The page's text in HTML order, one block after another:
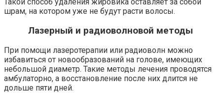
Такой способ удаления жировика оставляет за собой
шрам, на котором уже не будут расти волосы.
Лазерный и радиоволновой методы
При помощи лазеротерапии или радиоволн можно
избавиться от новообразований на голове, имеющих
небольшой диаметр. Такие методы лечения проводятся
амбулаторно, а восстановление после них длится не
дольше пяти дней.